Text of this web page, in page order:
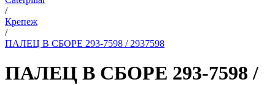
/
Крепеж
/
ПАЛЕЦ В СБОРЕ 293-7598 / 2937598
ПАЛЕЦ В СБОРЕ 293-7598 /